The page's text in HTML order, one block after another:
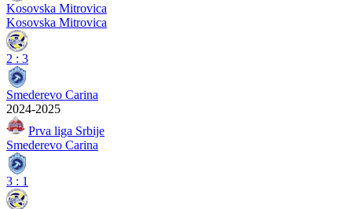
Kosovska Mitrovica
Kosovska Mitrovica
2 : 3
Smederevo Carina
2024-2025
Prva liga Srbije
Smederevo Carina
3 : 1